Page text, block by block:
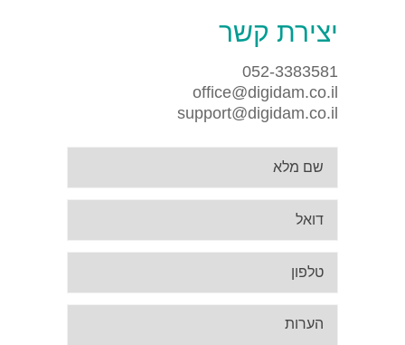
יצירת קשר
052-3383581
office@digidam.co.il
support@digidam.co.il